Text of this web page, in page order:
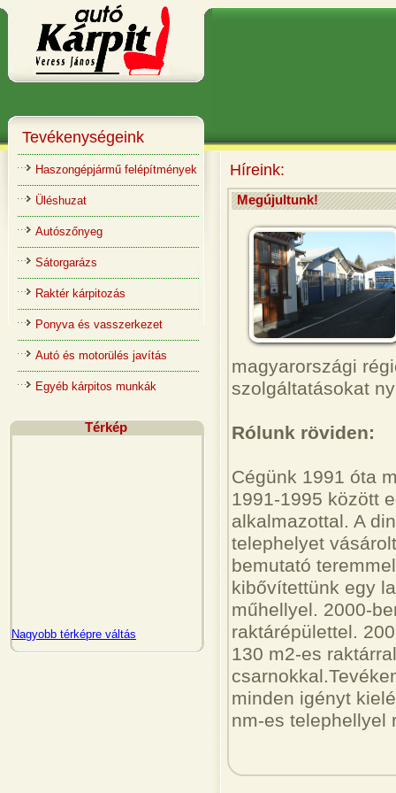
Tevékenységeink
Haszongépjármű felépítmények
Üléshuzat
Autószőnyeg
Sátorgarázs
Raktér kárpitozás
Ponyva és vasszerkezet
Autó és motorülés javítás
Egyéb kárpitos munkák
Térkép
Nagyobb térképre váltás
Híreink:
Megújultunk!
magyarországi
szolgáltatásokat
Rólunk röviden:
Cégünk 1991 óta
1991-1995 között
alkalmazottal. A
telephelyet
bemutató
kibővítettünk egy
műhellyel. 2000-
raktárépülettel.
130 m2-es
minden igényt
nm-es telephellyel